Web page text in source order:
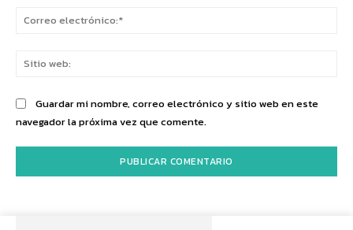
Guardar mi nombre, correo electrónico y sitio web en este
navegador la próxima vez que comente.